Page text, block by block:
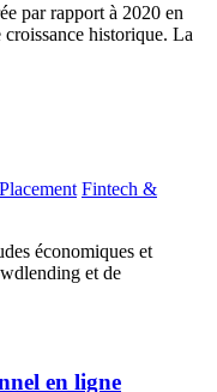
par rapport à 2020 en
historique. La
Placement Fintech &
économiques et
et de
en ligne